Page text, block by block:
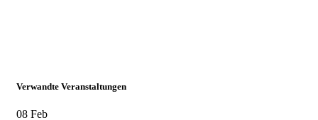
Verwandte Veranstaltungen
08 Feb